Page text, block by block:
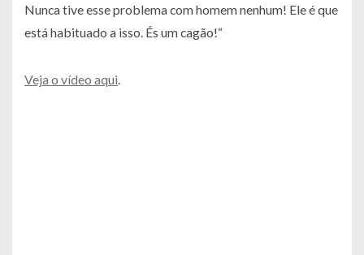
Nunca tive esse problema com homem nenhum! Ele é que
está habituado a isso. És um cagão!“
Veja o vídeo aqui.